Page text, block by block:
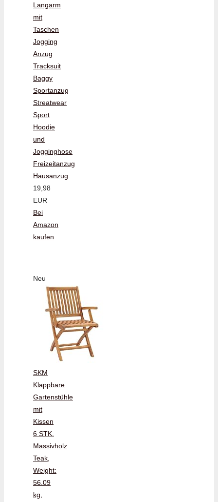
Langarm
mit
Taschen
Jogging
Anzug
Tracksuit
Baggy
Sportanzug
Streatwear
Sport
Hoodie
und
Jogginghose
Freizeitanzug
Hausanzug
19,98
EUR
Bei
Amazon
kaufen
Neu
SKM
Klappbare
Gartenstühle
mit
Kissen
6 STK.
Massivholz
Teak,
Weight:
56.09
kg,